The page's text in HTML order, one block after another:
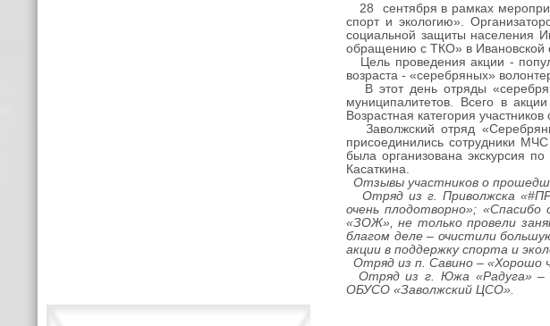
28 сентября в рамках
спорт и экологию».
социальной защиты населения
обращению с ТКО» в Ивановской
Цель проведения акции -
возраста - «серебряных»
В этот день отряды
муниципалитетов. Всего в
Возрастная категория участников
Заволжский отряд
присоединились сотрудники
была организована экскурсия
Касаткина.
Отзывы участников о
Отряд из г. Приволжска
очень плодотворно»;
«ЗОЖ», не только провели
благом деле – очистили
акции в поддержку спорта и
Отряд из п. Савино – «Хорошо
Отряд из г. Южа «Радуга» –
ОБУСО «Заволжский ЦСО».